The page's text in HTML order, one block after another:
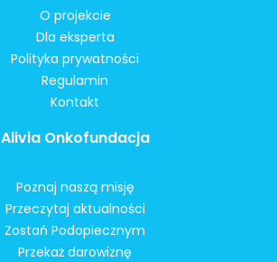
O projekcie
Dla eksperta
Polityka prywatności
Regulamin
Kontakt
Alivia Onkofundacja
Poznaj naszą misję
Przeczytaj aktualności
Zostań Podopiecznym
Przekaż darowiznę